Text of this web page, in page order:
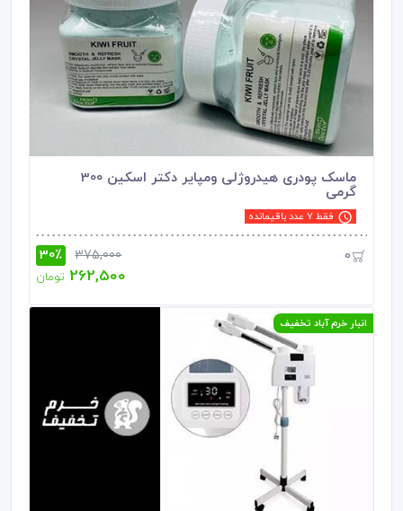
ماسک پودری هیدروژلی ومپایر دکتر اسکین 300
گرمی
فقط 7 عدد باقیمانده
0
375,000 30٪
262,500 تومان
انبار خرم آباد تخفیف